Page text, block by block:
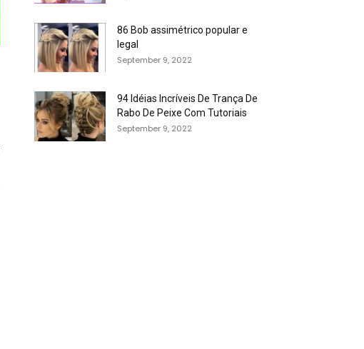
86 Bob assimétrico popular e
legal
September 9, 2022
94 Idéias Incríveis De Trança De
Rabo De Peixe Com Tutoriais
September 9, 2022